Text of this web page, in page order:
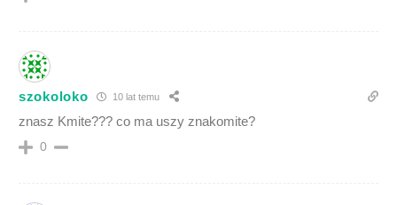
szokoloko 10 lat temu
znasz Kmite??? co ma uszy znakomite?
0